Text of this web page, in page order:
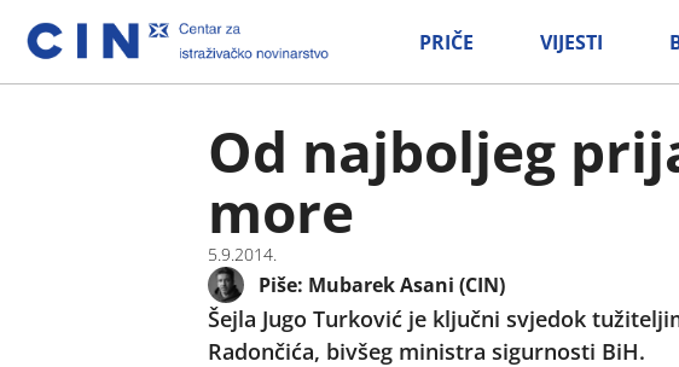
PRIČE VIJESTI
Od najboljeg
more
5.9.2014.
Piše: Mubarek Asani (CIN)
Šejla Jugo Turković je ključni svjedok
Radončića, bivšeg ministra sigurnosti BiH.